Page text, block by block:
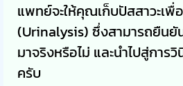
แพทย์จะให้คุณเก็บปัสสาวะเพื่
(Urinalysis) ซึ่งสามารถยืนยั
มาจริงหรือไม่ และนำไปสู่กา
ครับ